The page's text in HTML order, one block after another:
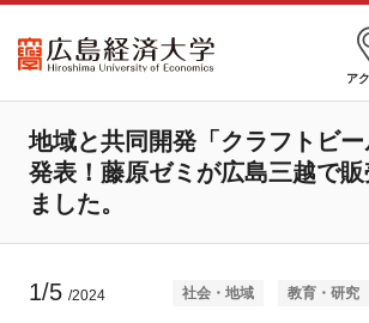
ア
地域と共同開発「クラフトビ
発表！藤原ゼミが広島三越で
ました。
1/5 /2024 社会・地域 教育・研究